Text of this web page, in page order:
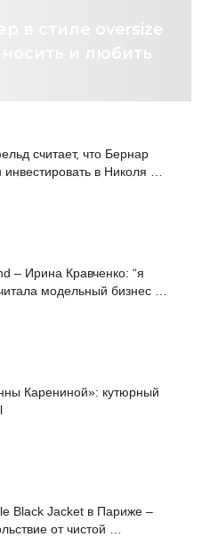
в стиле oversize
носить и любить
считает, что Бернар
в Николя …
– Ирина Кравченко: “я
модельный бизнес …
Карениной»: кутюрный
Black Jacket в Париже –
от чистой …